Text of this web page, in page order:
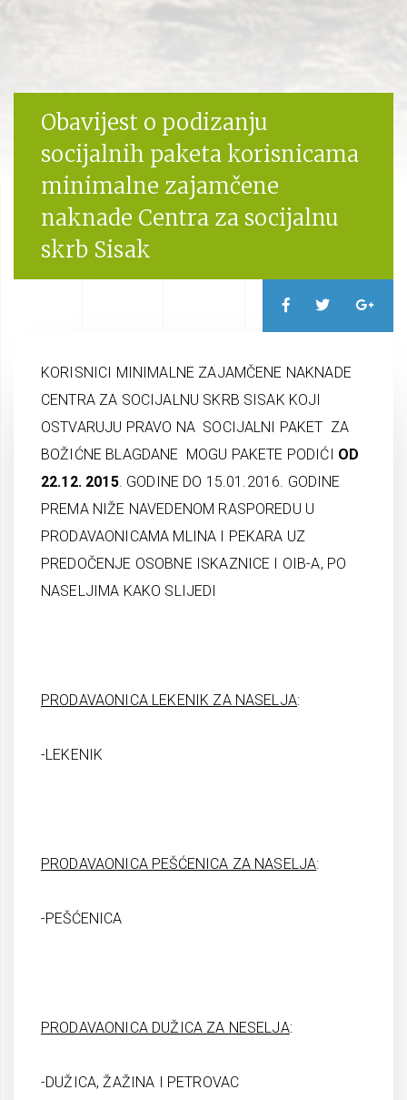
Obavijest o podizanju
socijalnih paketa korisnicama
minimalne zajamčene
naknade Centra za socijalnu
skrb Sisak
KORISNICI MINIMALNE ZAJAMČENE NAKNADE
CENTRA ZA SOCIJALNU SKRB SISAK KOJI
OSTVARUJU PRAVO NA SOCIJALNI PAKET ZA
BOŽIĆNE BLAGDANE MOGU PAKETE PODIĆI OD
22.12. 2015. GODINE DO 15.01.2016. GODINE
PREMA NIŽE NAVEDENOM RASPOREDU U
PRODAVAONICAMA MLINA I PEKARA UZ
PREDOČENJE OSOBNE ISKAZNICE I OIB-A, PO
NASELJIMA KAKO SLIJEDI
PRODAVAONICA LEKENIK ZA NASELJA:
-LEKENIK
PRODAVAONICA PEŠĆENICA ZA NASELJA:
-PEŠĆENICA
PRODAVAONICA DUŽICA ZA NESELJA:
-DUŽICA, ŽAŽINA I PETROVAC